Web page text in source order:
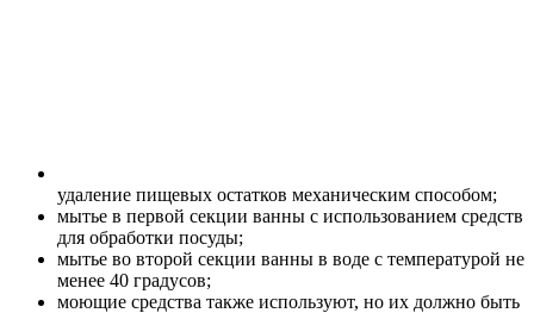
удаление пищевых остатков механическим способом;
мытье в первой секции ванны с использованием средств
для обработки посуды;
мытье во второй секции ванны в воде с температурой не
менее 40 градусов;
моющие средства также используют, но их должно быть